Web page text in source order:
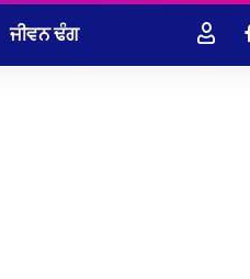
ਜੀਵਨ ਢੰਗ